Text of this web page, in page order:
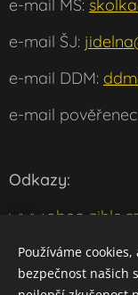
e-mail MŠ:
e-mail ŠJ:
e-mail DDM:
e-mail pověřenec
Odkazy:
www.obec-
www.msmt.cz
www.klaster-
Používáme
bezpečnost našich